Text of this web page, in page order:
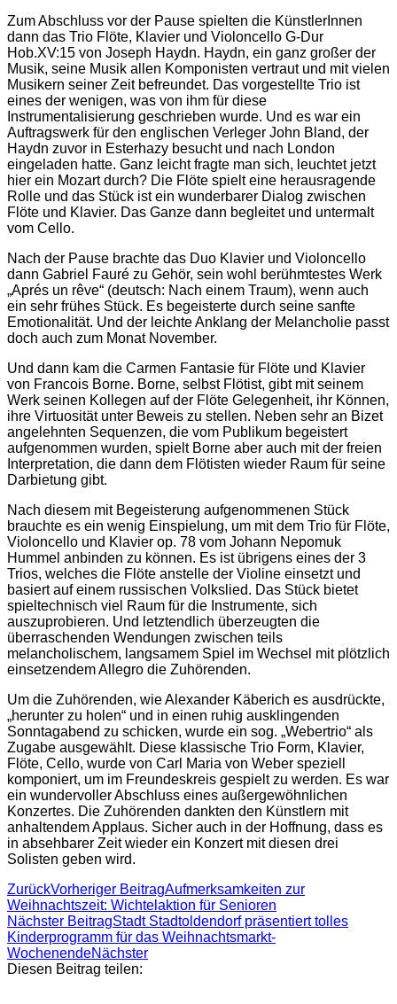
Zum Abschluss vor der Pause spielten die KünstlerInnen
dann das Trio Flöte, Klavier und Violoncello G-Dur
Hob.XV:15 von Joseph Haydn. Haydn, ein ganz großer der
Musik, seine Musik allen Komponisten vertraut und mit vielen
Musikern seiner Zeit befreundet. Das vorgestellte Trio ist
eines der wenigen, was von ihm für diese
Instrumentalisierung geschrieben wurde. Und es war ein
Auftragswerk für den englischen Verleger John Bland, der
Haydn zuvor in Esterhazy besucht und nach London
eingeladen hatte. Ganz leicht fragte man sich, leuchtet jetzt
hier ein Mozart durch? Die Flöte spielt eine herausragende
Rolle und das Stück ist ein wunderbarer Dialog zwischen
Flöte und Klavier. Das Ganze dann begleitet und untermalt
vom Cello.
Nach der Pause brachte das Duo Klavier und Violoncello
dann Gabriel Fauré zu Gehör, sein wohl berühmtestes Werk
„Aprés un rêve“ (deutsch: Nach einem Traum), wenn auch
ein sehr frühes Stück. Es begeisterte durch seine sanfte
Emotionalität. Und der leichte Anklang der Melancholie passt
doch auch zum Monat November.
Und dann kam die Carmen Fantasie für Flöte und Klavier
von Francois Borne. Borne, selbst Flötist, gibt mit seinem
Werk seinen Kollegen auf der Flöte Gelegenheit, ihr Können,
ihre Virtuosität unter Beweis zu stellen. Neben sehr an Bizet
angelehnten Sequenzen, die vom Publikum begeistert
aufgenommen wurden, spielt Borne aber auch mit der freien
Interpretation, die dann dem Flötisten wieder Raum für seine
Darbietung gibt.
Nach diesem mit Begeisterung aufgenommenen Stück
brauchte es ein wenig Einspielung, um mit dem Trio für Flöte,
Violoncello und Klavier op. 78 vom Johann Nepomuk
Hummel anbinden zu können. Es ist übrigens eines der 3
Trios, welches die Flöte anstelle der Violine einsetzt und
basiert auf einem russischen Volkslied. Das Stück bietet
spieltechnisch viel Raum für die Instrumente, sich
auszuprobieren. Und letztendlich überzeugten die
überraschenden Wendungen zwischen teils
melancholischem, langsamem Spiel im Wechsel mit plötzlich
einsetzendem Allegro die Zuhörenden.
Um die Zuhörenden, wie Alexander Käberich es ausdrückte,
„herunter zu holen“ und in einen ruhig ausklingenden
Sonntagabend zu schicken, wurde ein sog. „Webertrio“ als
Zugabe ausgewählt. Diese klassische Trio Form, Klavier,
Flöte, Cello, wurde von Carl Maria von Weber speziell
komponiert, um im Freundeskreis gespielt zu werden. Es war
ein wundervoller Abschluss eines außergewöhnlichen
Konzertes. Die Zuhörenden dankten den Künstlern mit
anhaltendem Applaus. Sicher auch in der Hoffnung, dass es
in absehbarer Zeit wieder ein Konzert mit diesen drei
Solisten geben wird.
ZurückVorheriger BeitragAufmerksamkeiten zur
Weihnachtszeit: Wichtelaktion für Senioren
Nächster BeitragStadt Stadtoldendorf präsentiert tolles
Kinderprogramm für das Weihnachtsmarkt-
WochenendeNächster
Diesen Beitrag teilen: